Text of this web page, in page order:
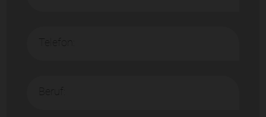
Telefon:
Beruf: